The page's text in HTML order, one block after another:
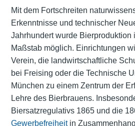
Mit dem Fortschreiten
Erkenntnisse und technischer
Jahrhundert wurde Bierproduktion
Maßstab möglich. Einrichtungen
Verein, die landwirtschaftliche
bei Freising oder die Technische
München zu einem Zentrum der
Lehre des Bierbrauens.
Biersatzregulativs 1865 und die
Gewerbefreiheitin